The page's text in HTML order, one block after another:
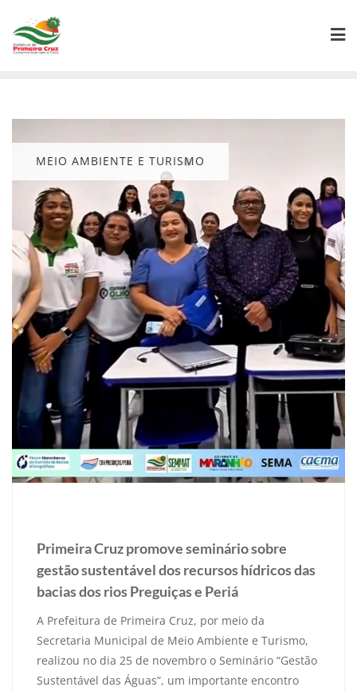
content
MEIO AMBIENTE E TURISMO
Primeira Cruz promove seminário sobre
gestão sustentável dos recursos hídricos das
bacias dos rios Preguiças e Periá
A Prefeitura de Primeira Cruz, por meio da
Secretaria Municipal de Meio Ambiente e Turismo,
realizou no dia 25 de novembro o Seminário “Gestão
Sustentável das Águas”, um importante encontro